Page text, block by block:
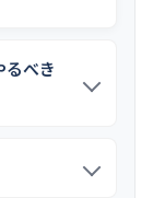
るべき